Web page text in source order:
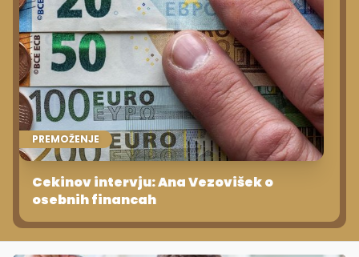
PREMOŽENJE
Cekinov intervju: Ana Vezovišek o
osebnih financah